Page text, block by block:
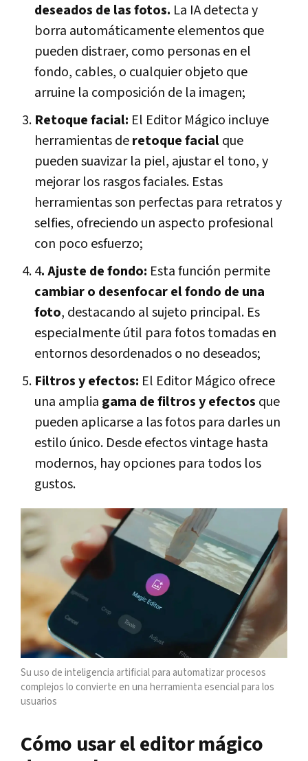
deseados de las fotos. La IA detecta y
borra automáticamente elementos que
pueden distraer, como personas en el
fondo, cables, o cualquier objeto que
arruine la composición de la imagen;
Retoque facial: El Editor Mágico incluye
herramientas deretoque facialque
pueden suavizar la piel, ajustar el tono, y
mejorar los rasgos faciales. Estas
herramientas son perfectas para retratos y
selfies, ofreciendo un aspecto profesional
con poco esfuerzo;
4. Ajuste de fondo: Esta función permite
cambiar o desenfocar el fondo de una
foto, destacando al sujeto principal. Es
especialmente útil para fotos tomadas en
entornos desordenados o no deseados;
Filtros y efectos: El Editor Mágico ofrece
una amplia gama de filtros y efectos que
pueden aplicarse a las fotos para darles un
estilo único. Desde efectos vintage hasta
modernos, hay opciones para todos los
gustos.
Su uso de inteligencia artificial para automatizar procesos
complejos lo convierte en una herramienta esencial para los
usuarios
Cómo usar el editor mágico